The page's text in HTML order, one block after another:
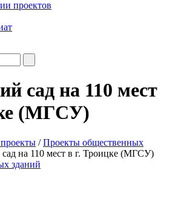
проектов
сад на 110 мест
(МГСУ)
/Проекты общественных
на 110 мест в г. Троицке (МГСУ)
зданий